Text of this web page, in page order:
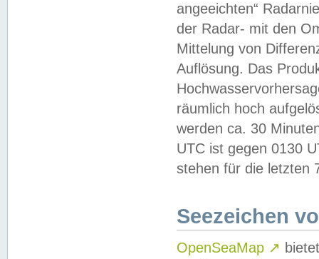
angeeichten“
der Radar- mit den
Mittelung von
Auflösung. Das
räumlich hoch
werden ca. 30
UTC ist gegen 0130
stehen für die letzten
Seezeichen
OpenSeaMap ↗